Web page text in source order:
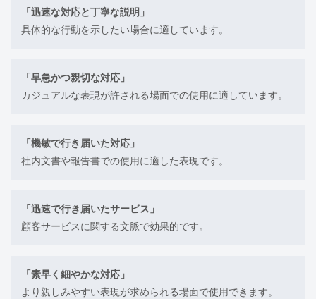
「迅速な対応と丁寧な説明」
具体的な行動を示したい場合に適しています。
「早急かつ親切な対応」
カジュアルな表現が許される場面での使用に適しています。
「機敏で行き届いた対応」
社内文書や報告書での使用に適した表現です。
「迅速で行き届いたサービス」
顧客サービスに関する文脈で効果的です。
「素早く細やかな対応」
より親しみやすい表現が求められる場面で使用できます。